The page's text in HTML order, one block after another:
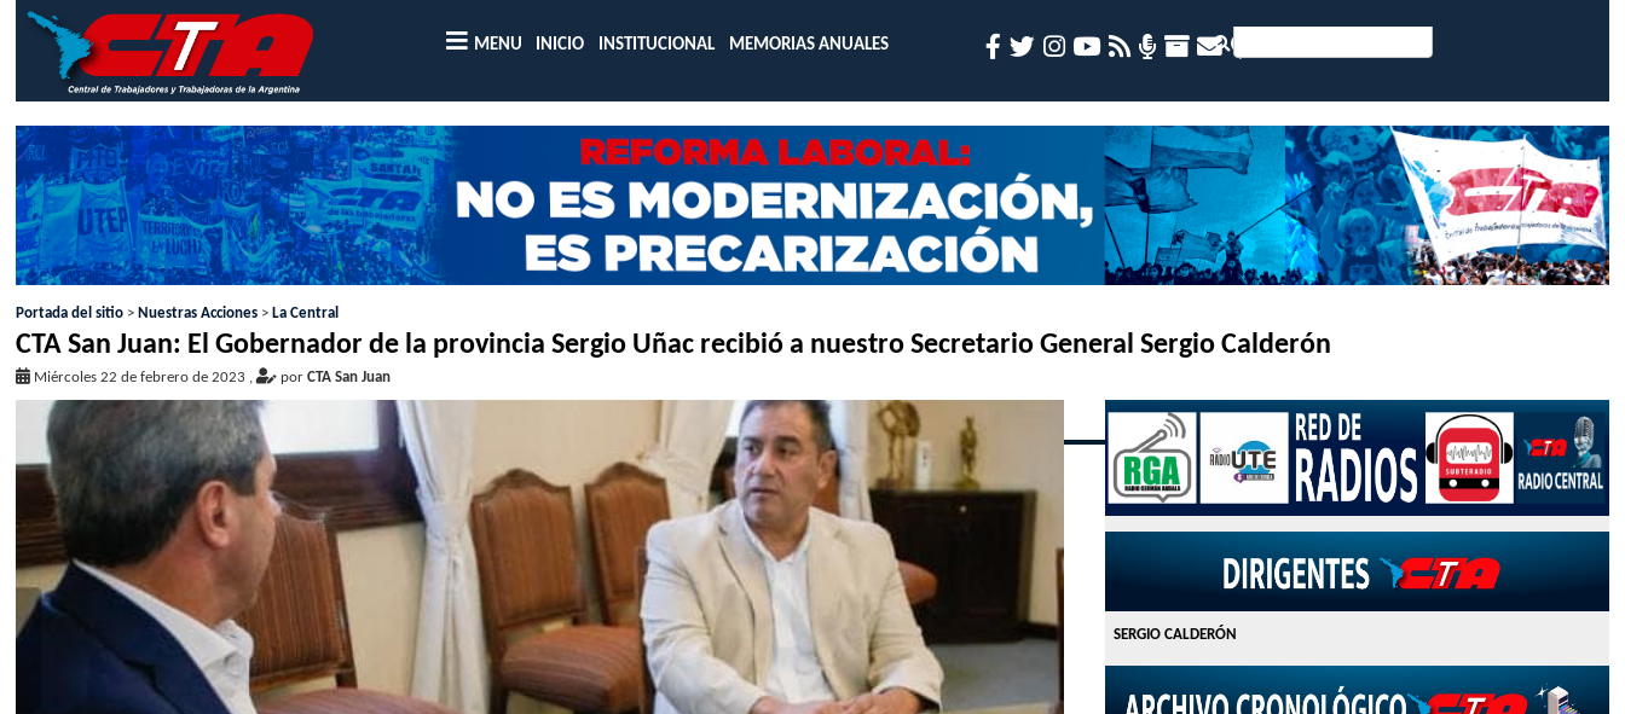
MENU INICIO INSTITUCIONAL MEMORIAS ANUALES
Portada del sitio > Nuestras Acciones > La Central
CTA San Juan: El Gobernador de la provincia Sergio Uñac recibió a nuestro Secretario General Sergio Calderón
Miércoles 22 de febrero de 2023 , porCTA San Juan
SERGIO CALDERÓN